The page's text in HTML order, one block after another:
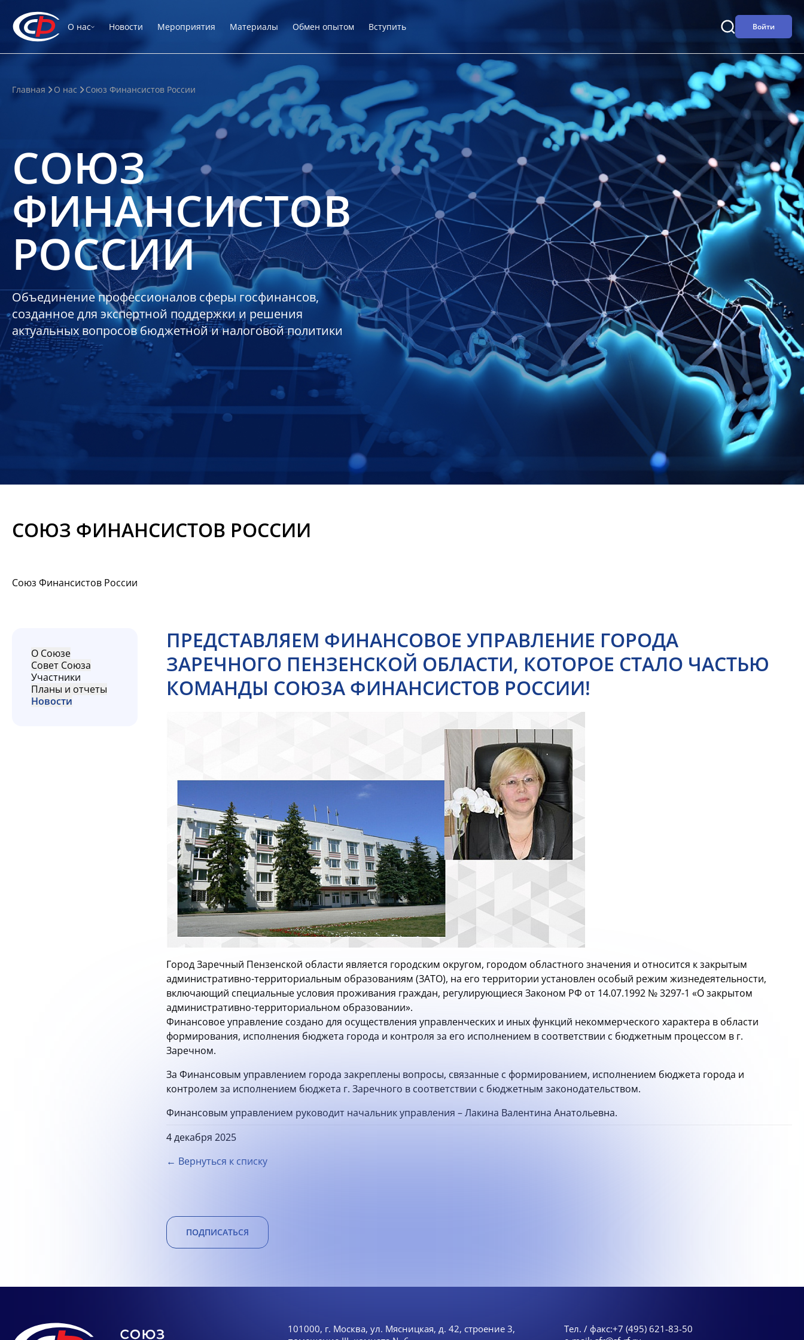
О нас Новости Мероприятия Материалы Обмен опытом Вступить Войти
Главная О нас Союз Финансистов России
СОЮЗ
ФИНАНСИСТОВ
РОССИИ
Объединение профессионалов сферы госфинансов,
созданное для экспертной поддержки и решения
актуальных вопросов бюджетной и налоговой политики
СОЮЗ ФИНАНСИСТОВ РОССИИ
Союз Финансистов России
О Союзе
Совет Союза
Участники
Планы и отчеты
Новости
ПРЕДСТАВЛЯЕМ ФИНАНСОВОЕ УПРАВЛЕНИЕ ГОРОДА
ЗАРЕЧНОГО ПЕНЗЕНСКОЙ ОБЛАСТИ, КОТОРОЕ СТАЛО ЧАСТЬЮ
КОМАНДЫ СОЮЗА ФИНАНСИСТОВ РОССИИ!
Город Заречный Пензенской области является городским округом, городом областного значения и относится к закрытым
административно-территориальным образованиям (ЗАТО), на его территории установлен особый режим жизнедеятельности,
включающий специальные условия проживания граждан, регулирующиеся Законом РФ от 14.07.1992 № 3297-1 «О закрытом
административно-территориальном образовании».
Финансовое управление создано для осуществления управленческих и иных функций некоммерческого характера в области
формирования, исполнения бюджета города и контроля за его исполнением в соответствии с бюджетным процессом в г.
Заречном.
За Финансовым управлением города закреплены вопросы, связанные с формированием, исполнением бюджета города и
контролем за исполнением бюджета г. Заречного в соответствии с бюджетным законодательством.
Финансовым управлением руководит начальник управления – Лакина Валентина Анатольевна.
4 декабря 2025
← Вернуться к списку
ПОДПИСАТЬСЯ
101000, г. Москва, ул. Мясницкая, д. 42, строение 3,
Тел. / факс:+7 (495) 621-83-50